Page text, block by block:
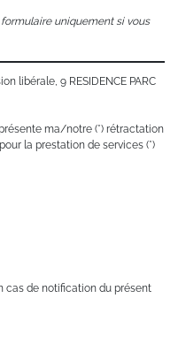
uniquement si vous
libérale, 9 RESIDENCE PARC
ma/notre (*) rétractation
la prestation de services (*)
cas de notification du présent